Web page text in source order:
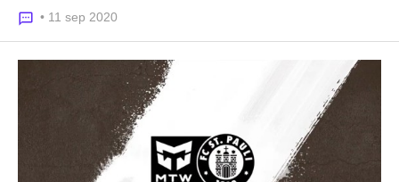
• 11 sep 2020